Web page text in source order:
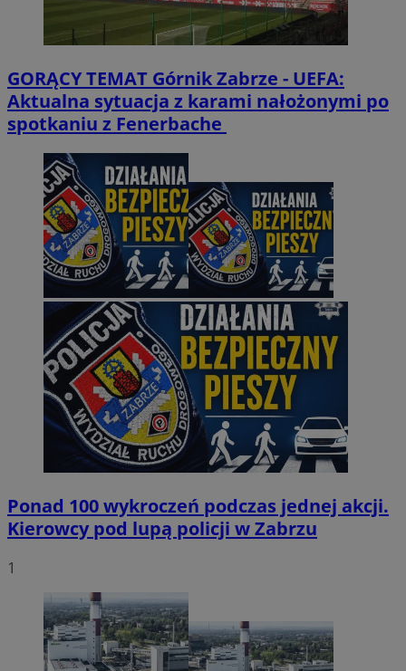
GORĄCY TEMAT Górnik Zabrze - UEFA:
Aktualna sytuacja z karami nałożonymi po
spotkaniu z Fenerbache
Ponad 100 wykroczeń podczas jednej akcji.
Kierowcy pod lupą policji w Zabrzu
1